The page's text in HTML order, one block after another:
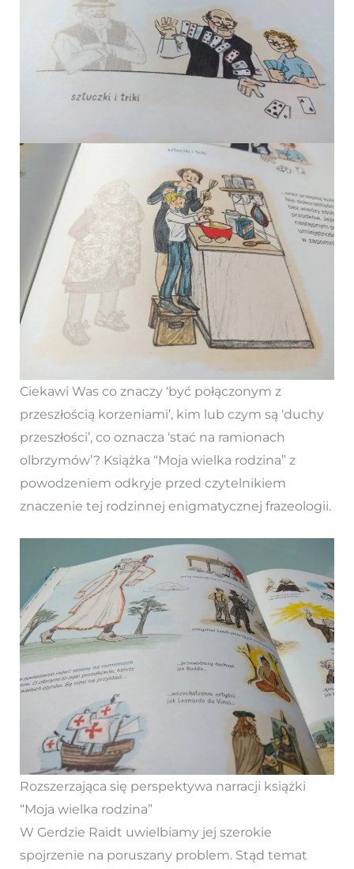
Ciekawi Was co znaczy ‘być połączonym z
przeszłością korzeniami’, kim lub czym są ‘duchy
przeszłości’, co oznacza ‘stać na ramionach
olbrzymów’? Książka “Moja wielka rodzina” z
powodzeniem odkryje przed czytelnikiem
znaczenie tej rodzinnej enigmatycznej frazeologii.
Rozszerzająca się perspektywa narracji książki
“Moja wielka rodzina”
W Gerdzie Raidt uwielbiamy jej szerokie
spojrzenie na poruszany problem. Stąd temat